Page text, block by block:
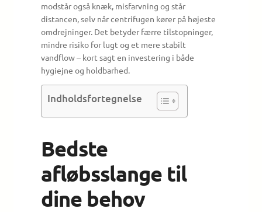
modstår også knæk, misfarvning og står
distancen, selv når centrifugen kører på højeste
omdrejninger. Det betyder færre tilstopninger,
mindre risiko for lugt og et mere stabilt
vandflow – kort sagt en investering i både
hygiejne og holdbarhed.
Indholdsfortegnelse
Bedste
afløbsslange til
dine behov